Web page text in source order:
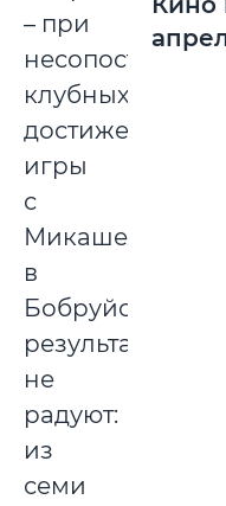
– при
несопоставимых
клубных
достижениях
игры
с
Микашевичами
в
Бобруйске
результатами
не
радуют:
из
семи